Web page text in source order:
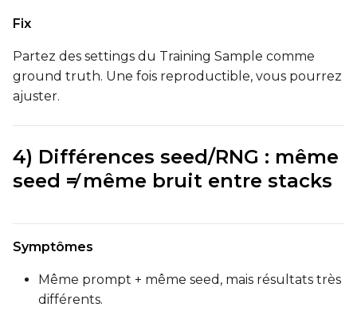
Fix
Partez des settings du Training Sample comme
ground truth. Une fois reproductible, vous pourrez
ajuster.
4) Différences seed/RNG : même
seed ≠ même bruit entre stacks
Symptômes
Même prompt + même seed, mais résultats très
différents.